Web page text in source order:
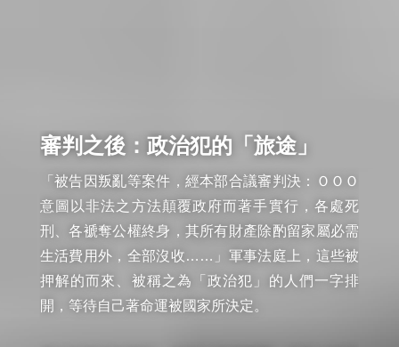
審判之後：政治犯的「旅途」
「被告因叛亂等案件，經本部合議審判決：ＯＯＯ
意圖以非法之方法顛覆政府而著手實行，各處死
刑、各褫奪公權終身，其所有財產除酌留家屬必需
生活費用外，全部沒收……」軍事法庭上，這些被
押解的而來、被稱之為「政治犯」的人們一字排
開，等待自己著命運被國家所決定。